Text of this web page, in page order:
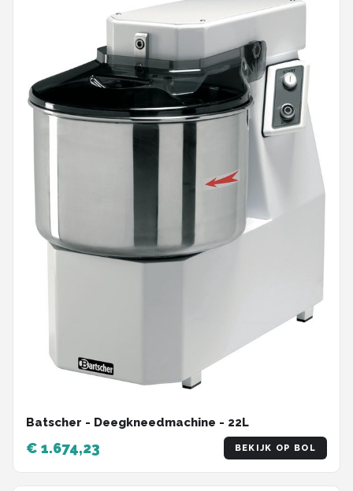
Batscher - Deegkneedmachine - 22L
€ 1.674,23 BEKIJK OP BOL